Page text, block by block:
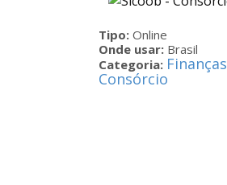
Tipo: Online
Onde usar: Brasil
Categoria: Finanças
Consórcio